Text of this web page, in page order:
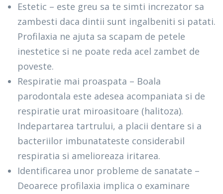
Estetic – este greu sa te simti increzator sa
zambesti daca dintii sunt ingalbeniti si patati.
Profilaxia ne ajuta sa scapam de petele
inestetice si ne poate reda acel zambet de
poveste.
Respiratie mai proaspata – Boala
parodontala este adesea acompaniata si de
respiratie urat miroasitoare (halitoza).
Indepartarea tartrului, a placii dentare si a
bacteriilor imbunatateste considerabil
respiratia si amelioreaza iritarea.
Identificarea unor probleme de sanatate –
Deoarece profilaxia implica o examinare